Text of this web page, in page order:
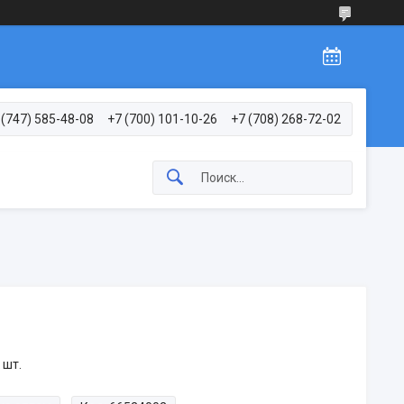
(747) 585-48-08 +7 (700) 101-10-26 +7 (708) 268-72-02